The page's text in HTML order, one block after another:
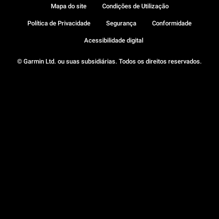
© Garmin Ltd. ou suas subsidiárias. Todos os direitos reservados.
Mapa do site Condições de Utilização
Política de Privacidade Segurança Conformidade
Acessibilidade digital